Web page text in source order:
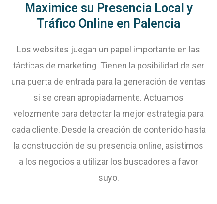
Maximice su Presencia Local y
Tráfico Online en Palencia
Los websites juegan un papel importante en las
tácticas de marketing. Tienen la posibilidad de ser
una puerta de entrada para la generación de ventas
si se crean apropiadamente. Actuamos
velozmente para detectar la mejor estrategia para
cada cliente. Desde la creación de contenido hasta
la construcción de su presencia online, asistimos
a los negocios a utilizar los buscadores a favor
suyo.